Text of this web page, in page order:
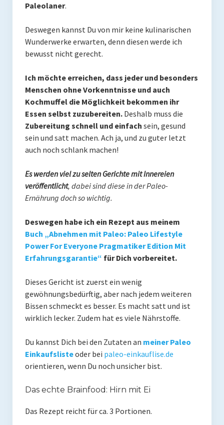
Fermente
Fisch & Meeresfrüchte
Gemüse
Getränke und Smoothies
Innereien
Kosmetik
Mit Ei
Snacks
Suppen
Shop
Ebooks To Go
Videos
Podcasts
Reviews
Produkttest
Paleolaner.
Deswegen kannst Du von mir keine kulinarischen
Wunderwerke erwarten, denn diesen werde ich
bewusst nicht gerecht.
Ich möchte erreichen, dass jeder und besonders
Menschen ohne Vorkenntnisse und auch
Kochmuffel die Möglichkeit bekommen ihr
Essen selbst zuzubereiten.Deshalb muss die
Zubereitung schnell und einfach sein, gesund
sein und satt machen. Ach ja, und zu guter letzt
auch noch schlank machen!
Es werden viel zu selten Gerichte mit Innereien
veröffentlicht, dabei sind diese in der Paleo-
Ernährung doch so wichtig.
Deswegen habe ich ein Rezept aus meinem
Buch „Abnehmen mit Paleo: Paleo Lifestyle
Power For Everyone Pragmatiker Edition Mit
Erfahrungsgarantie“ für Dich vorbereitet.
Dieses Gericht ist zuerst ein wenig
gewöhnungsbedürftig, aber nach jedem weiteren
Bissen schmeckt es besser. Es macht satt und ist
wirklich lecker. Zudem hat es viele Nährstoffe.
Du kannst Dich bei den Zutaten an meiner Paleo
Einkaufslisteoder bei paleo-einkauflise.de
orientieren, wenn Du noch unsicher bist.
Das echte Brainfood: Hirn mit Ei
Das Rezept reicht für ca. 3 Portionen.